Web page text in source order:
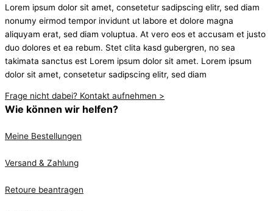
Lorem ipsum dolor sit amet, consetetur sadipscing elitr, sed diam
nonumy eirmod tempor invidunt ut labore et dolore magna
aliquyam erat, sed diam voluptua. At vero eos et accusam et justo
duo dolores et ea rebum. Stet clita kasd gubergren, no sea
takimata sanctus est Lorem ipsum dolor sit amet. Lorem ipsum
dolor sit amet, consetetur sadipscing elitr, sed diam
Frage nicht dabei? Kontakt aufnehmen >
Wie können wir helfen?
Meine Bestellungen
Versand & Zahlung
Retoure beantragen